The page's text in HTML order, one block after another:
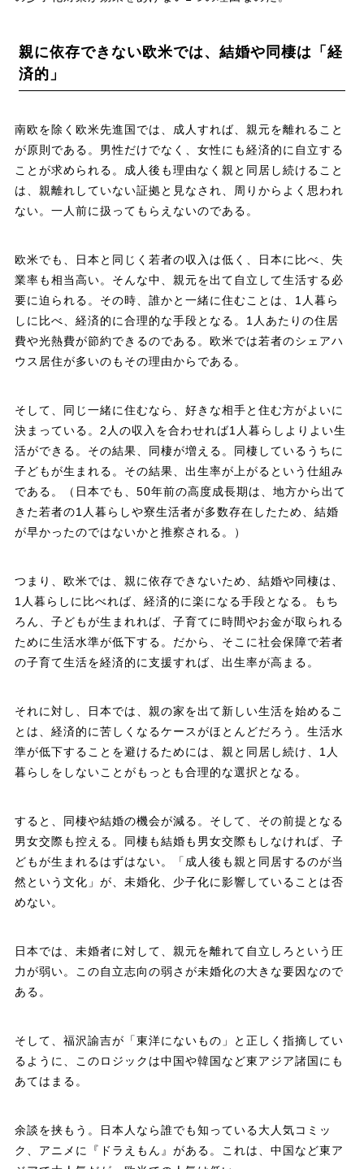
親に依存できない欧米では、結婚や同棲は「経
済的」
南欧を除く欧米先進国では、成人すれば、親元を離れること
が原則である。男性だけでなく、女性にも経済的に自立する
ことが求められる。成人後も理由なく親と同居し続けること
は、親離れしていない証拠と見なされ、周りからよく思われ
ない。一人前に扱ってもらえないのである。
欧米でも、日本と同じく若者の収入は低く、日本に比べ、失
業率も相当高い。そんな中、親元を出て自立して生活する必
要に迫られる。その時、誰かと一緒に住むことは、1人暮ら
しに比べ、経済的に合理的な手段となる。1人あたりの住居
費や光熱費が節約できるのである。欧米では若者のシェアハ
ウス居住が多いのもその理由からである。
そして、同じ一緒に住むなら、好きな相手と住む方がよいに
決まっている。2人の収入を合わせれば1人暮らしよりよい生
活ができる。その結果、同棲が増える。同棲しているうちに
子どもが生まれる。その結果、出生率が上がるという仕組み
である。（日本でも、50年前の高度成長期は、地方から出て
きた若者の1人暮らしや寮生活者が多数存在したため、結婚
が早かったのではないかと推察される。）
つまり、欧米では、親に依存できないため、結婚や同棲は、
1人暮らしに比べれば、経済的に楽になる手段となる。もち
ろん、子どもが生まれれば、子育てに時間やお金が取られる
ために生活水準が低下する。だから、そこに社会保障で若者
の子育て生活を経済的に支援すれば、出生率が高まる。
それに対し、日本では、親の家を出て新しい生活を始めるこ
とは、経済的に苦しくなるケースがほとんどだろう。生活水
準が低下することを避けるためには、親と同居し続け、1人
暮らしをしないことがもっとも合理的な選択となる。
すると、同棲や結婚の機会が減る。そして、その前提となる
男女交際も控える。同棲も結婚も男女交際もしなければ、子
どもが生まれるはずはない。「成人後も親と同居するのが当
然という文化」が、未婚化、少子化に影響していることは否
めない。
日本では、未婚者に対して、親元を離れて自立しろという圧
力が弱い。この自立志向の弱さが未婚化の大きな要因なので
ある。
そして、福沢諭吉が「東洋にないもの」と正しく指摘してい
るように、このロジックは中国や韓国など東アジア諸国にも
あてはまる。
余談を挟もう。日本人なら誰でも知っている大人気コミッ
ク、アニメに『ドラえもん』がある。これは、中国など東ア